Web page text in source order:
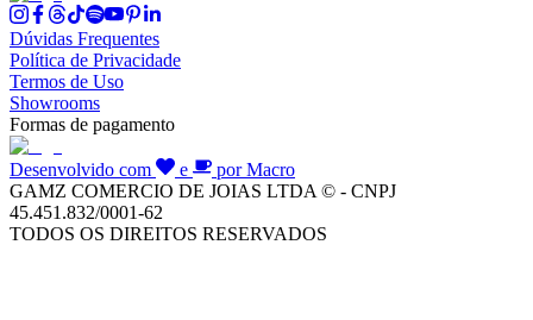
Dúvidas Frequentes
Política de Privacidade
Termos de Uso
Showrooms
Formas de pagamento
Desenvolvido com e
por Macro
GAMZ COMERCIO DE JOIAS LTDA © - CNPJ
45.451.832/0001-62
TODOS OS DIREITOS RESERVADOS